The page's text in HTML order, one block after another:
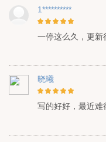
1**********
一停这么久，更新
晓曦
写的好好，最近难